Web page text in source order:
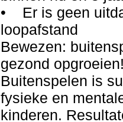
• Er is geen
loopafstand
Bewezen:
gezond
Buitenspelen is
fysieke en
kinderen.